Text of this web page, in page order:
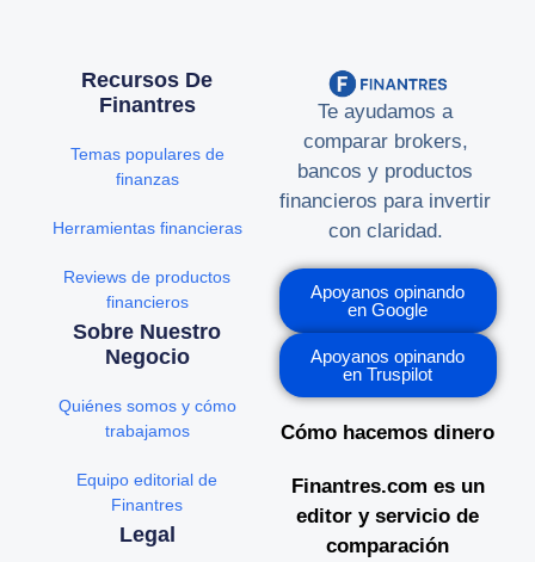
Te ayudamos a
comparar brokers,
bancos y productos
financieros para invertir
con claridad.
Apoyanos opinando
en Google
Apoyanos opinando
en Truspilot
Cómo hacemos dinero
Finantres.com es un
editor y servicio de
comparación
Recursos De
Finantres
Temas populares de
finanzas
Herramientas financieras
Reviews de productos
financieros
Sobre Nuestro
Negocio
Quiénes somos y cómo
trabajamos
Equipo editorial de
Finantres
Legal